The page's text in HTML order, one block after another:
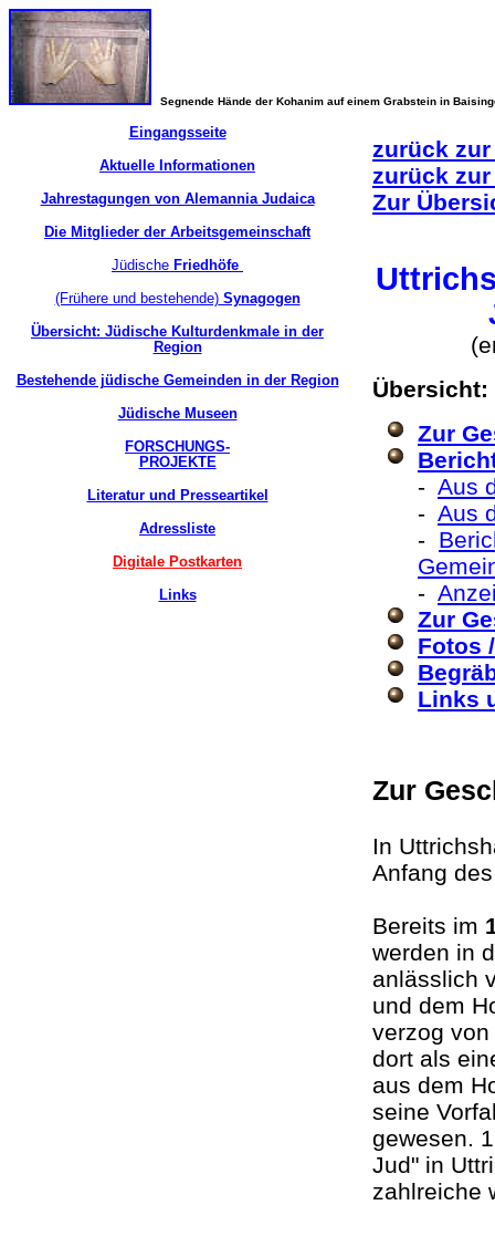
Segnende Hände der Kohanim auf einem Grabstein in
Eingangsseite
Aktuelle Informationen
Jahrestagungen von Alemannia Judaica
Die Mitglieder der Arbeitsgemeinschaft
Jüdische Friedhöfe
(Frühere und bestehende)Synagogen
Übersicht: Jüdische Kulturdenkmale in der
Region
Bestehende jüdische Gemeinden in der Region
Jüdische Museen
FORSCHUNGS-
PROJEKTE
Literatur und Presseartikel
Adressliste
Digitale Postkarten
Links
zurück
zurück
Zur
Übersicht:
Zur
- Aus
- Aus
-
-
Zur
Fotos
Links
Zur
In
Anfang
Bereits im
werden in
anlässlich
und dem
verzog
dort als
aus dem
seine
gewesen.
Jud" in
zahlreiche